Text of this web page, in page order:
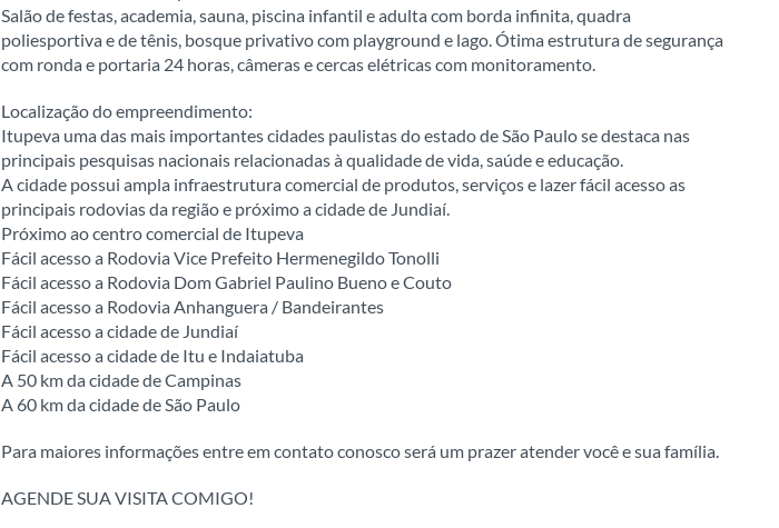
Salão de festas, academia, sauna, piscina infantil e adulta com borda infinita, quadra
poliesportiva e de tênis, bosque privativo com playground e lago. Ótima estrutura de segurança
com ronda e portaria 24 horas, câmeras e cercas elétricas com monitoramento.
Localização do empreendimento:
Itupeva uma das mais importantes cidades paulistas do estado de São Paulo se destaca nas
principais pesquisas nacionais relacionadas à qualidade de vida, saúde e educação.
A cidade possui ampla infraestrutura comercial de produtos, serviços e lazer fácil acesso as
principais rodovias da região e próximo a cidade de Jundiaí.
Próximo ao centro comercial de Itupeva
Fácil acesso a Rodovia Vice Prefeito Hermenegildo Tonolli
Fácil acesso a Rodovia Dom Gabriel Paulino Bueno e Couto
Fácil acesso a Rodovia Anhanguera / Bandeirantes
Fácil acesso a cidade de Jundiaí
Fácil acesso a cidade de Itu e Indaiatuba
A 50 km da cidade de Campinas
A 60 km da cidade de São Paulo
Para maiores informações entre em contato conosco será um prazer atender você e sua família.
AGENDE SUA VISITA COMIGO!